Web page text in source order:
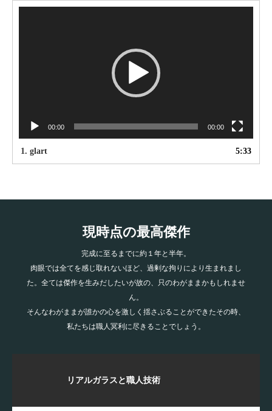
00:00 00:00
1. glart 5:33
現時点の最高傑作
完成に至るまでに約１年と半年。
肉眼では全てを感じ取れないほど、過剰な拘りにより生まれまし
た。全ては傑作を生みだしたいが故の、只のわがままかもしれませ
ん。
そんなわがままが誰かの心を激しく揺さぶることができたその時、
私たちは職人冥利に尽きることでしょう。
リアルガラスと職人技術